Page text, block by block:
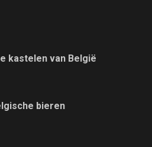
kastelen van België
bieren